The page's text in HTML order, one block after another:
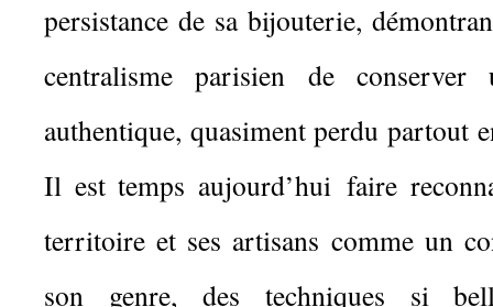
persistance de sa bijouterie,
centralisme parisien de conserver
authentique, quasiment perdu partout
Il est temps aujourd’hui faire
territoire et ses artisans comme un
son genre, des techniques si